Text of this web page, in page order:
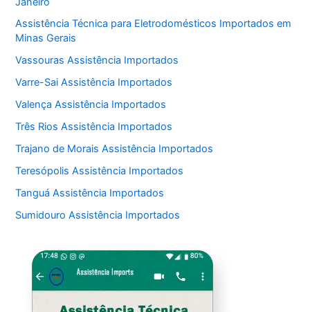
Assistência Técnica para Eletrodomésticos Importados em
Minas Gerais
Vassouras Assistência Importados
Varre-Sai Assistência Importados
Valença Assistência Importados
Três Rios Assistência Importados
Trajano de Morais Assistência Importados
Teresópolis Assistência Importados
Tanguá Assistência Importados
Sumidouro Assistência Importados